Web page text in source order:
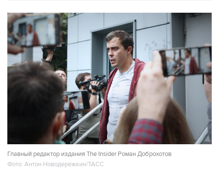
Главный редактор издания The Insider Роман Доброхотов
Фото: Антон Новодережкин/ТАСС